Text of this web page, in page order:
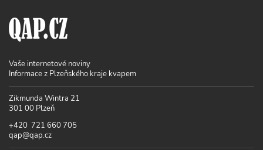
Vaše internetové noviny
Informace z Plzeňského kraje kvapem
Zikmunda Wintra 21
301 00 Plzeň
+420 721 660 705
qap@qap.cz